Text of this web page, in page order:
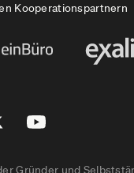
Kooperationspartnern
Gründer und